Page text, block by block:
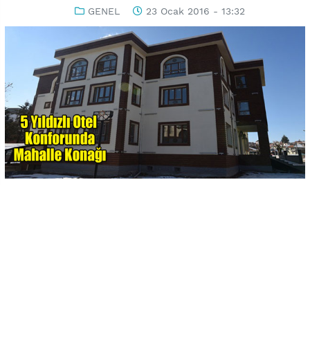
GENEL 23 Ocak 2016 - 13:32